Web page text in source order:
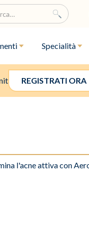
Specialità
REGISTRATI ORA